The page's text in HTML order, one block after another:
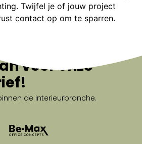
Twijfel je of jouw project
contact op om te sparren.
voor onze
de interieurbranche.